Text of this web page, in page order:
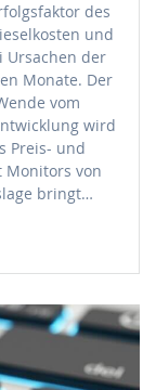
des
und
Ursachen der
Monate. Der
vom
wird
Preis- und
Monitors von
bringt…